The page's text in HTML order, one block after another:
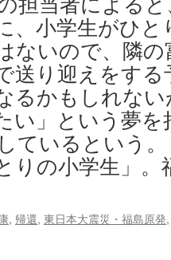
、小学生がひ
ないので、隣
送り迎えをす
るかもしれな
い」という夢
ているという
りの小学生」。
, 帰還, 東日本大震災・福島原発